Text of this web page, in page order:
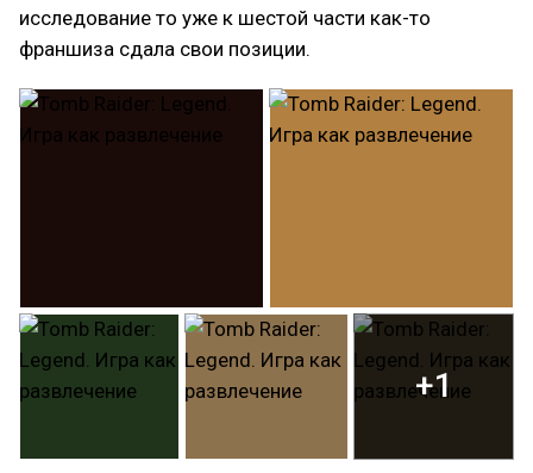
исследование то уже к шестой части как-то
франшиза сдала свои позиции.
+1